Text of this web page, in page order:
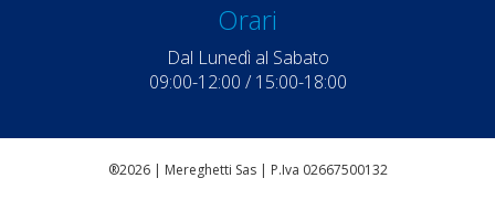
Orari
Dal Lunedì al Sabato
09:00-12:00 / 15:00-18:00
®2026 | Mereghetti Sas | P.Iva 02667500132